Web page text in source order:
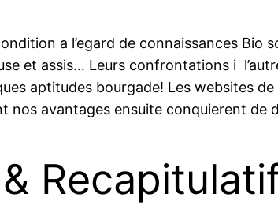
a l’egard de connaissances
et assis… Leurs confrontations i
aptitudes bourgade! Les websites
nos avantages ensuite conquierent de